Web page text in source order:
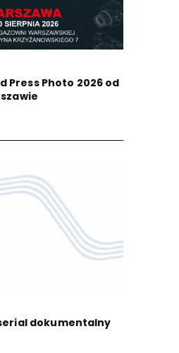
Press Photo 2026 od
dokumentalny